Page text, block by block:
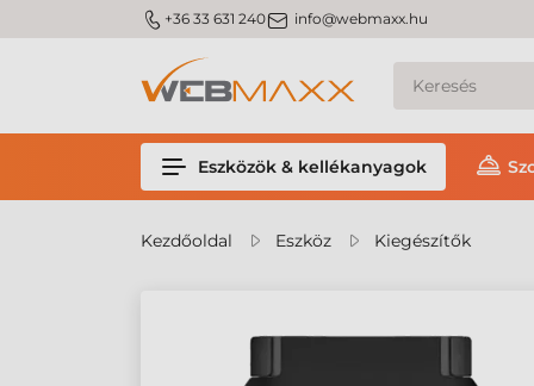
m_phone +36 33 631 240m_email info@webmaxx.hu
Eszközök & kellékanyagok
Kezdőoldal Eszköz Kiegészítők